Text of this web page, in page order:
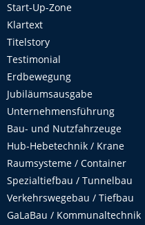
Start-Up-Zone
Klartext
Titelstory
Testimonial
Erdbewegung
Jubiläumsausgabe
Unternehmensführung
Bau- und Nutzfahrzeuge
Hub-Hebetechnik / Krane
Raumsysteme / Container
Spezialtiefbau / Tunnelbau
Verkehrswegebau / Tiefbau
GaLaBau / Kommunaltechnik